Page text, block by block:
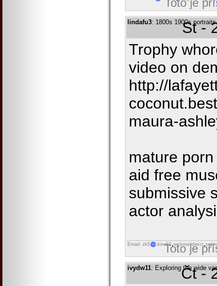
Toto je
lindafu3: 1800s 1900sSt -
Trophy
video on
http://
maura-
mature
aid free
submissive
actor
Email: zk5 dow62 webmaildirect
Toto je
ivydw11: Exploring the wide
Čt -